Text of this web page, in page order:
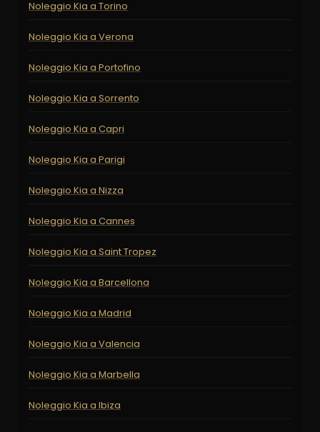
Noleggio Kia a Torino
Noleggio Kia a Verona
Noleggio Kia a Portofino
Noleggio Kia a Sorrento
Noleggio Kia a Capri
Noleggio Kia a Parigi
Noleggio Kia a Nizza
Noleggio Kia a Cannes
Noleggio Kia a Saint Tropez
Noleggio Kia a Barcellona
Noleggio Kia a Madrid
Noleggio Kia a Valencia
Noleggio Kia a Marbella
Noleggio Kia a Ibiza